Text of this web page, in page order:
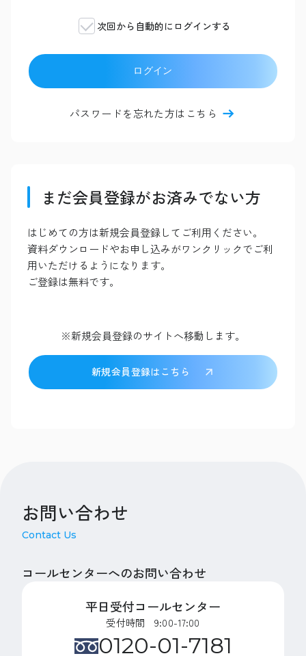
次回から自動的にログインする
ログイン
パスワードを忘れた方はこちら
まだ会員登録がお済みでない方
はじめての方は新規会員登録してご利用ください。
資料ダウンロードやお申し込みがワンクリックでご利
用いただけるようになります。
ご登録は無料です。
※新規会員登録のサイトへ移動します。
新規会員登録はこちら
お問い合わせ
Contact Us
コールセンターへのお問い合わせ
平日受付コールセンター
受付時間 9:00-17:00
0120-01-7181